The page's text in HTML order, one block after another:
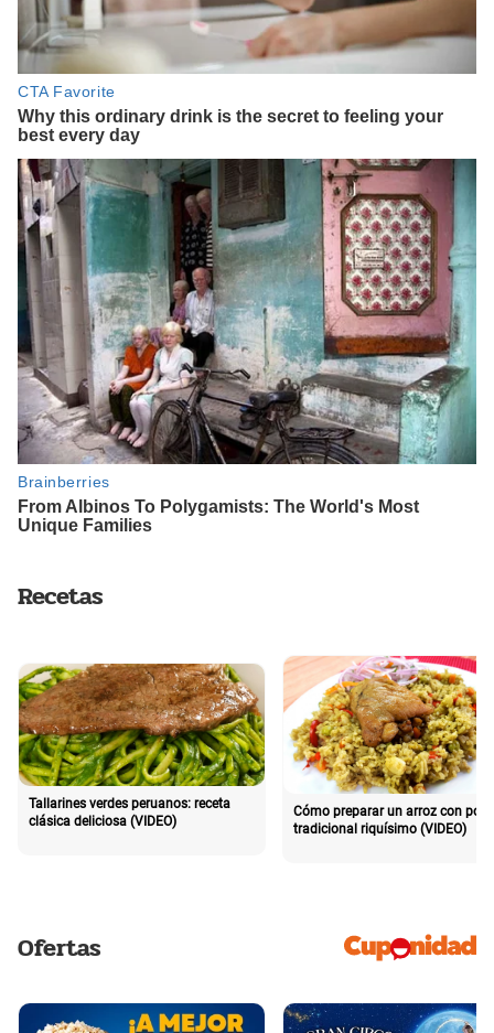
Recetas
Tallarines verdes peruanos: receta
clásica deliciosa (VIDEO)
Cómo preparar un arroz con pollo
tradicional riquísimo (VIDEO)
Ofertas